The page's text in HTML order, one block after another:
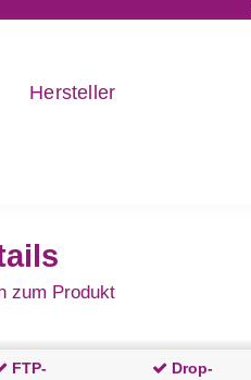
Hersteller
zum Produkt
FTP-
Drop-